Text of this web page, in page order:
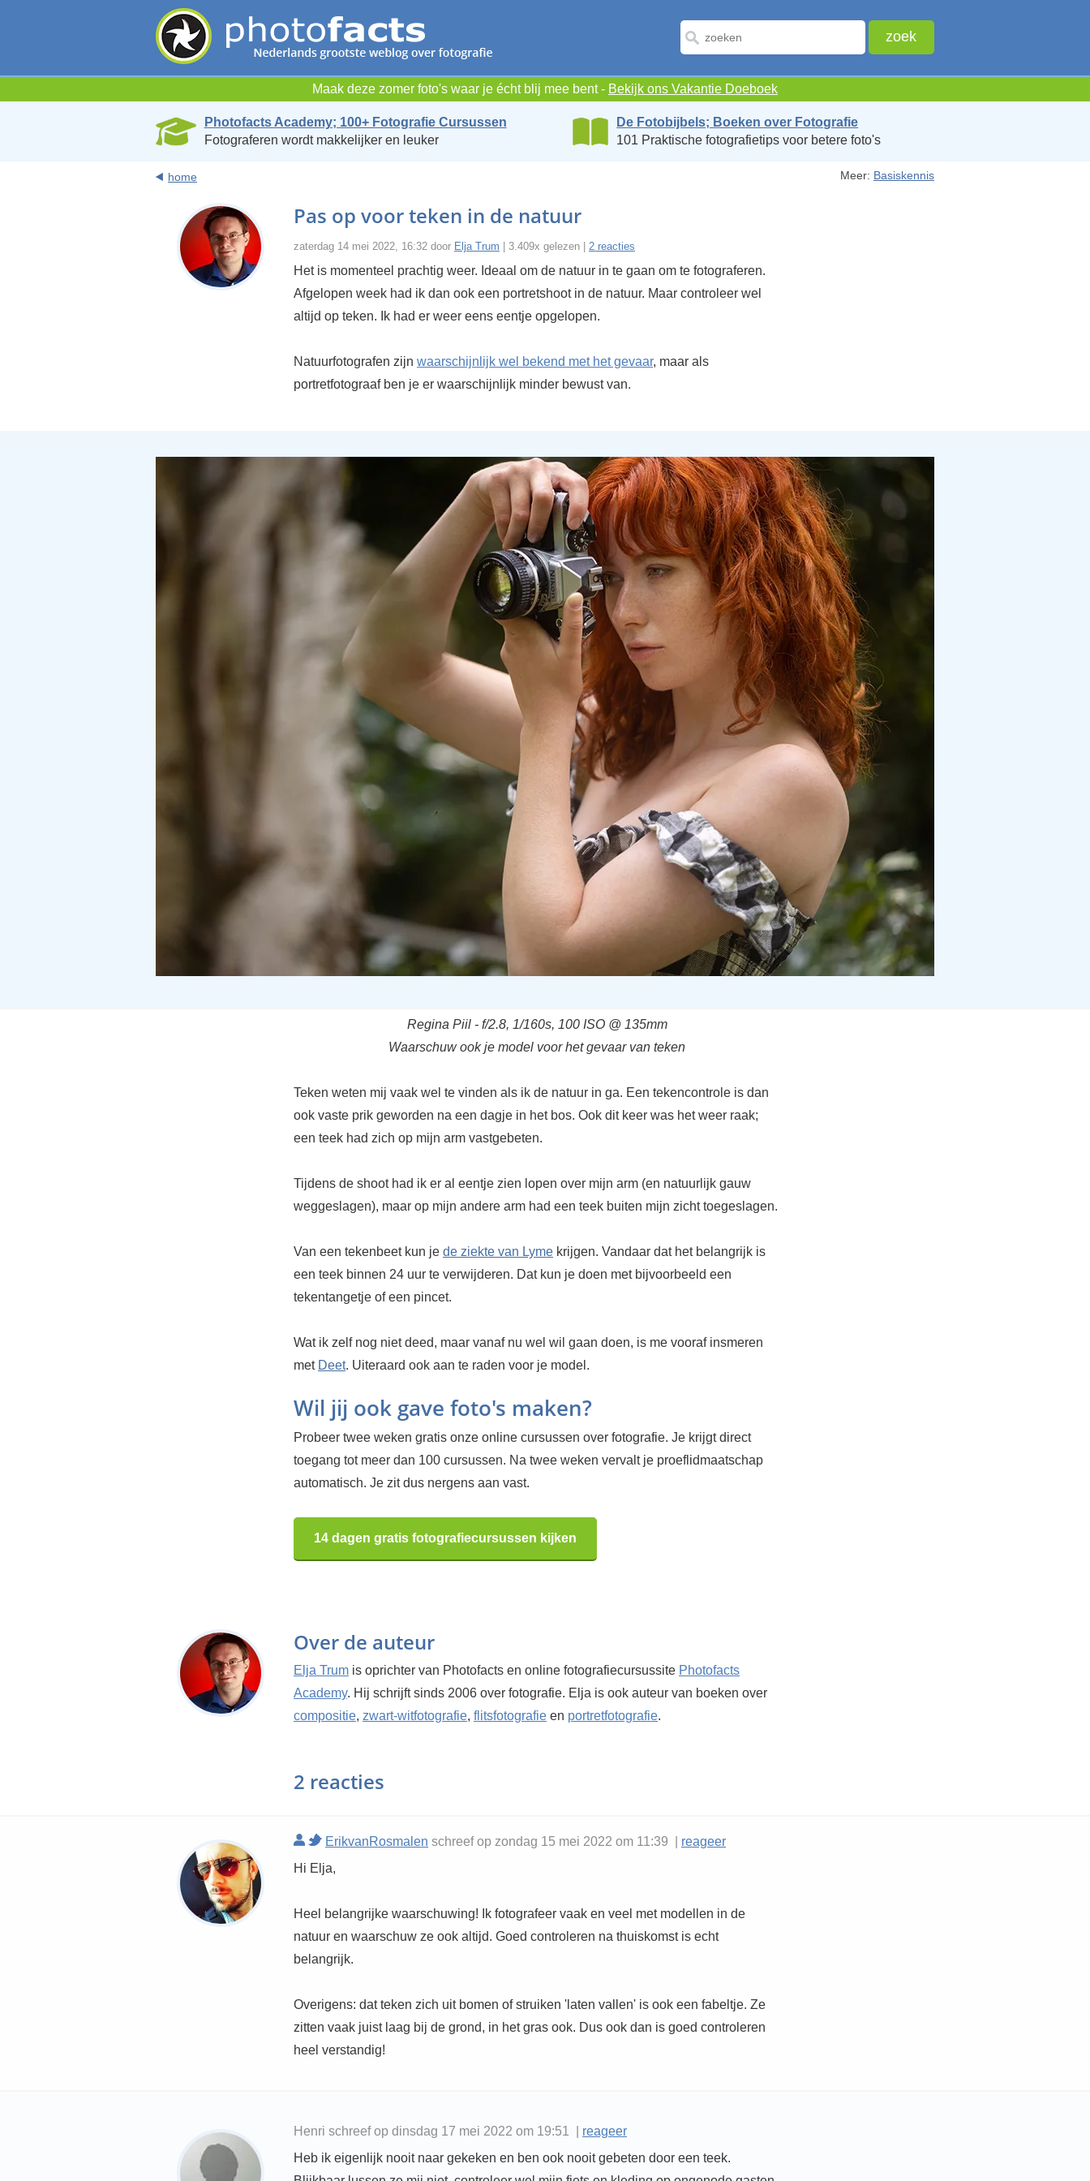
Maak deze zomer foto's waar je écht blij mee bent - Bekijk ons Vakantie Doeboek
Photofacts Academy; 100+ Fotografie Cursussen
Fotograferen wordt makkelijker en leuker
De Fotobijbels; Boeken over Fotografie
101 Praktische fotografietips voor betere foto's
home Meer: Basiskennis
Pas op voor teken in de natuur
zaterdag 14 mei 2022, 16:32 door Elja Trum | 3.409x gelezen | 2 reacties
Het is momenteel prachtig weer. Ideaal om de natuur in te gaan om te fotograferen.
Afgelopen week had ik dan ook een portretshoot in de natuur. Maar controleer wel
altijd op teken. Ik had er weer eens eentje opgelopen.
Natuurfotografen zijn waarschijnlijk wel bekend met het gevaar, maar als
portretfotograaf ben je er waarschijnlijk minder bewust van.
Regina Piil - f/2.8, 1/160s, 100 ISO @ 135mm
Waarschuw ook je model voor het gevaar van teken
Teken weten mij vaak wel te vinden als ik de natuur in ga. Een tekencontrole is dan
ook vaste prik geworden na een dagje in het bos. Ook dit keer was het weer raak;
een teek had zich op mijn arm vastgebeten.
Tijdens de shoot had ik er al eentje zien lopen over mijn arm (en natuurlijk gauw
weggeslagen), maar op mijn andere arm had een teek buiten mijn zicht toegeslagen.
Van een tekenbeet kun je de ziekte van Lyme krijgen. Vandaar dat het belangrijk is
een teek binnen 24 uur te verwijderen. Dat kun je doen met bijvoorbeeld een
tekentangetje of een pincet.
Wat ik zelf nog niet deed, maar vanaf nu wel wil gaan doen, is me vooraf insmeren
met Deet. Uiteraard ook aan te raden voor je model.
Wil jij ook gave foto's maken?
Probeer twee weken gratis onze online cursussen over fotografie. Je krijgt direct
toegang tot meer dan 100 cursussen. Na twee weken vervalt je proeflidmaatschap
automatisch. Je zit dus nergens aan vast.
14 dagen gratis fotografiecursussen kijken
Over de auteur
Elja Trum is oprichter van Photofacts en online fotografiecursussite Photofacts
Academy. Hij schrijft sinds 2006 over fotografie. Elja is ook auteur van boeken over
compositie, zwart-witfotografie, flitsfotografie en portretfotografie.
2 reacties
ErikvanRosmalen schreef op zondag 15 mei 2022 om 11:39 | reageer
Hi Elja,
Heel belangrijke waarschuwing! Ik fotografeer vaak en veel met modellen in de
natuur en waarschuw ze ook altijd. Goed controleren na thuiskomst is echt
belangrijk.
Overigens: dat teken zich uit bomen of struiken 'laten vallen' is ook een fabeltje. Ze
zitten vaak juist laag bij de grond, in het gras ook. Dus ook dan is goed controleren
heel verstandig!
Henri schreef op dinsdag 17 mei 2022 om 19:51 | reageer
Heb ik eigenlijk nooit naar gekeken en ben ook nooit gebeten door een teek.